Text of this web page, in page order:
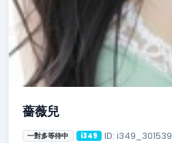
薔薇兒
一對多等待中 i349 ID: i349_301539